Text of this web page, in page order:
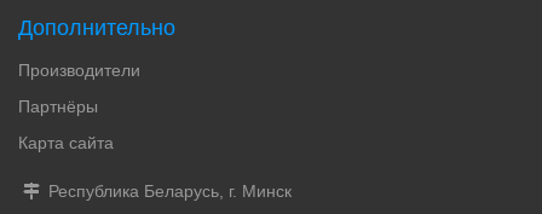
Дополнительно
Производители
Партнёры
Карта сайта
Республика Беларусь, г. Минск